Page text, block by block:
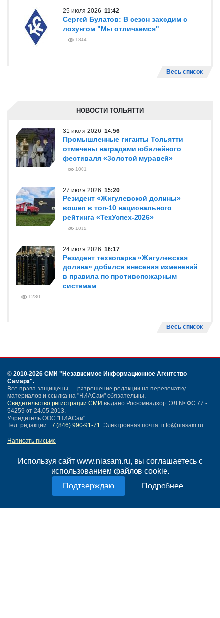
Используя сайт www.niasam.ru, вы соглашаетесь с
использованием файлов cookie.
Подробнее
25 июля 2026 11:42
Сергей Булатов: В сезон заходим с
лозунгом "Мы отличаемся"
1844
Весь список
НОВОСТИ ТОЛЬЯТТИ
31 июля 2026 14:56
Промышленные гиганты Тольятти
отмечены наградами юбилейного
фестиваля «Золотой муравей»
1001
27 июля 2026 15:20
Резидент «Жигулевской долины»
вошел в топ-10 национального
рейтинга «ТехУспех-2026»
1012
24 июля 2026 16:17
Резидент технопарка «Жигулевская
долина» добился внесения изменений
в правила по противопожарным
системам
1230
Весь список
© 2010-2026 СМИ "Независимое Информационное Агентство
Самара".
Все права защищены — разрешение редакции на перепечатку
материалов и ссылка на "НИАСам" обязательны.
Свидетельство регистрации СМИ выдано Роскомнадзор: ЭЛ № ФС 77 -
54259 от 24.05.2013.
Учредитель ООО "НИАСам".
Тел. редакции +7 (846) 990-91-71. Электронная почта: info@niasam.ru
Написать письмо
Нашли ошибку?
Политика конфиденциальности